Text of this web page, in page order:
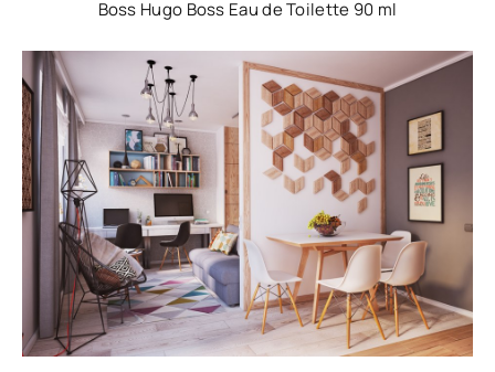
Boss Hugo Boss Eau de Toilette 90 ml